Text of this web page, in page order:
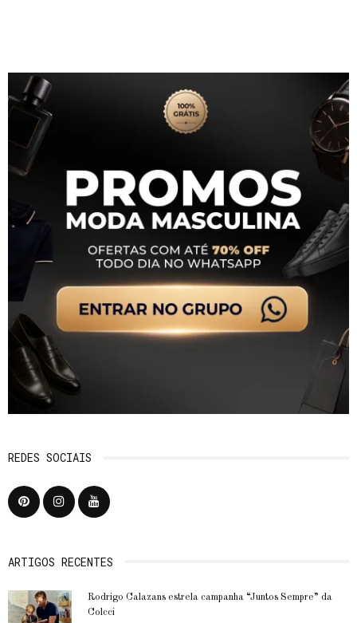
REDES SOCIAIS
ARTIGOS RECENTES
Rodrigo Calazans estrela campanha “Juntos Sempre” da
Colcci